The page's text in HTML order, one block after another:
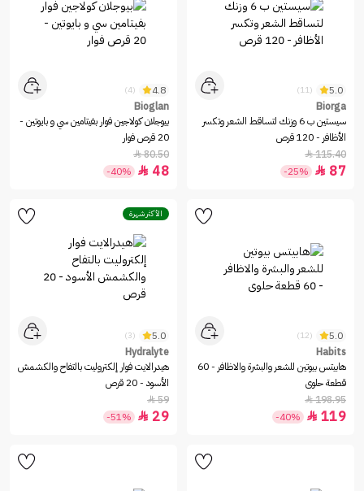
5.0
(11)
Biorga
سيستين ب 6 وزنك لتساقط الشعر وتكسر
الأظافر - 120 قرص
115.40

87

-25%
4.8
(4)
Bioglan
بيوجلان كولاجين فوار بفيتامين سي و بايوتين -
20 قرص فوار
80.50

48

-40%
5.0
(12)
Habits
هابيتس بيوتين للشعر والبشرة والاظافر - 60
قطعة حلوى
198.95

119

-40%
الأكثر شهرة
5.0
(3)
Hydralyte
هيدرالايت فوار إلكتروليت بالتفاح والكشمش
الأسود - 20 قرص
59

29

-51%